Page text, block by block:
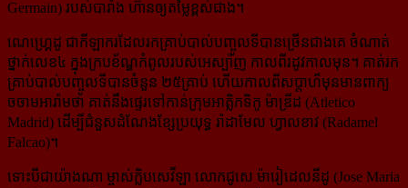
Germain) របស់បារាំង ហ៊ានឲ្យតម្លៃខ្ពស់ជាង។
ណេហ្គ្រេដូ ជាកីឡាករដែលរកគ្រាប់បាល់បញ្ចូលទីបានច្រើនជាងគេ ចំណាត់
ថ្នាក់លេខ៤ ក្នុងក្របខ័ណ្ឌកំពូល​របស់​អេស្ប៉ាញ កាលពីរដូវកាលមុន។ គាត់រក
គ្រាប់បាល់បញ្ចូលទីបានចំនួន ២៥គ្រាប់ ហើយកាលពីសប្តាហ៏មុន​មានពាក្យ​
ចចាមអារ៉ាមថា គាត់នឹងផ្ទេរទៅកាន់ក្រុមអាត្លិកទិកូ ម៉ាឌ្រីដ (Atletico
Madrid) ដើម្បីជំនួសដំណែងខ្សែប្រយុទ្ធ រ៉ាដាមែល ហ្វាលខាវ (Radamel
Falcao)។
ទោះបីជាយ៉ាងណា ម្ចាស់ក្លិបសេវីឡា លោកជូសេ ម៉ារៀដេលនីដូ (Jose Maria